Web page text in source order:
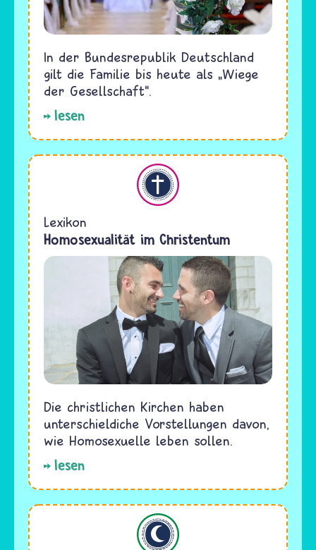
In der Bundesrepublik Deutschland
gilt die Familie bis heute als „Wiege
der Gesellschaft“.
lesen
Christentum
Lexikon
Homosexualität im Christentum
Die christlichen Kirchen haben
unterschieldiche Vorstellungen davon,
wie Homosexuelle leben sollen.
lesen